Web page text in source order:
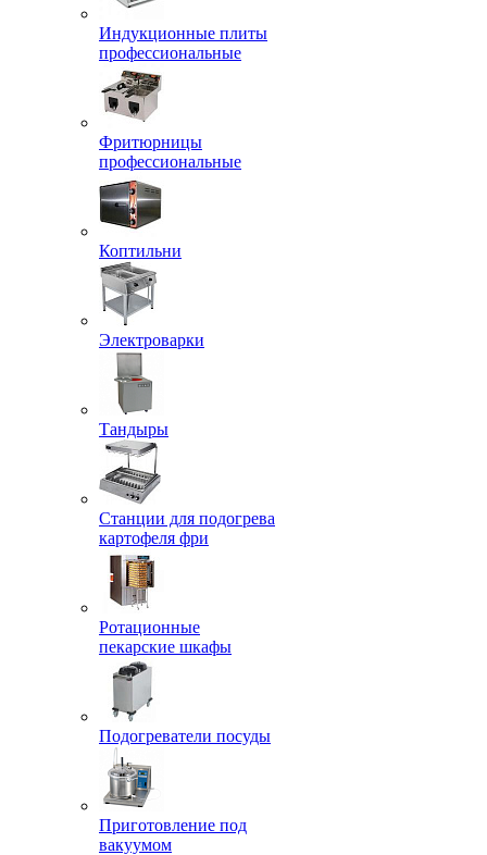
Индукционные плиты
профессиональные
Фритюрницы
профессиональные
Коптильни
Электроварки
Тандыры
Станции для подогрева
картофеля фри
Ротационные
пекарские шкафы
Подогреватели посуды
Приготовление под
вакуумом